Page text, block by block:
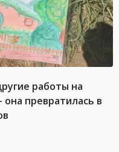
работы на
превратилась в